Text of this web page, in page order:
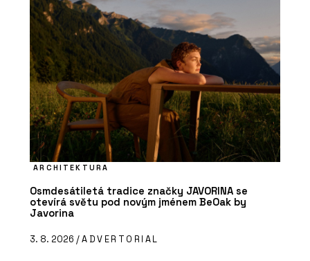
ARCHITEKTURA
Osmdesátiletá tradice značky JAVORINA se
otevírá světu pod novým jménem BeOak by
Javorina
3. 8. 2026 /ADVERTORIAL